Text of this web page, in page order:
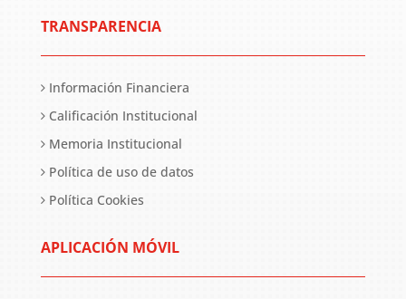
TRANSPARENCIA
Información Financiera
Calificación Institucional
Memoria Institucional
Política de uso de datos
Política Cookies
APLICACIÓN MÓVIL